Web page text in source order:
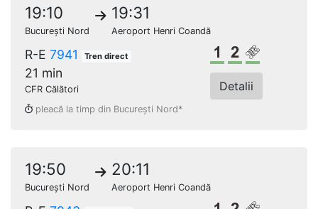
19:10
București Nord
19:31
Aeroport Henri Coandă
R-E 7941 Tren direct
21 min
CFR Călători
Clasa 1Clasa a 2-a
Loc
Detalii
pleacă la timp din București Nord*
19:50
București Nord
20:11
Aeroport Henri Coandă